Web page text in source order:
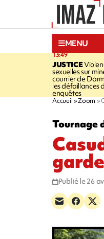
MENU
13:49
JUSTICE
sexuelles sur
courrier de
les défaillances
enquêtes
Accueil Zoom
Tournage
Publié le 26